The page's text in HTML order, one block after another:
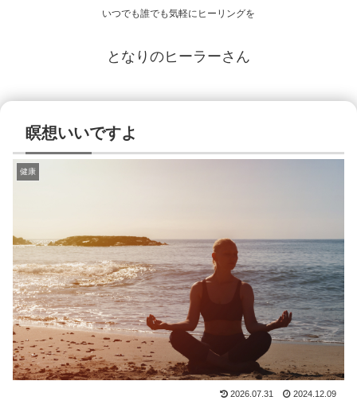
いつでも誰でも気軽にヒーリングを
となりのヒーラーさん
瞑想いいですよ
健康
2026.07.31 2024.12.09